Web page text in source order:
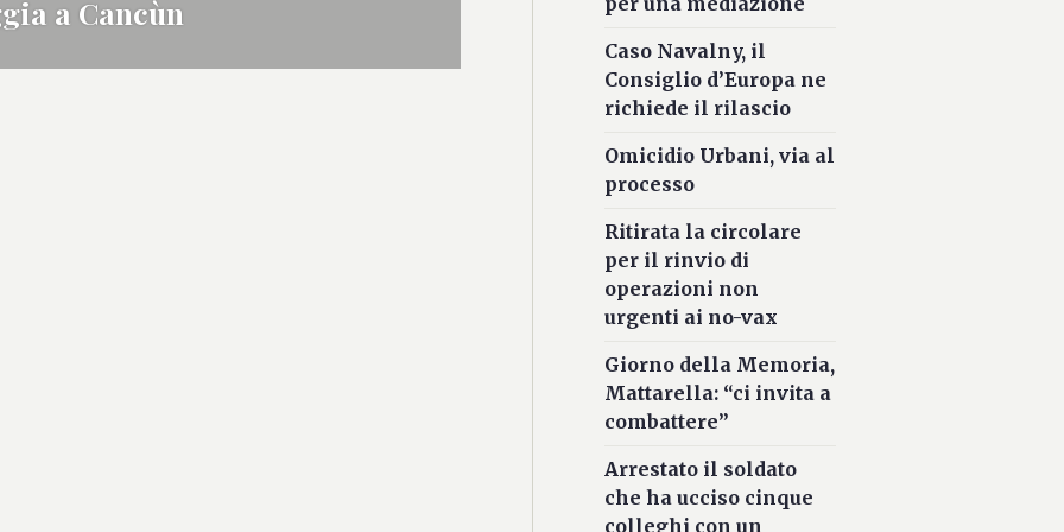
a Cancùn
Caso Navalny, il
Consiglio d’Europa ne
richiede il rilascio
Omicidio Urbani, via al
processo
Ritirata la circolare
per il rinvio di
operazioni non
urgenti ai no-vax
Giorno della Memoria,
Mattarella: “ci invita a
combattere”
Arrestato il soldato
che ha ucciso cinque
colleghi con un